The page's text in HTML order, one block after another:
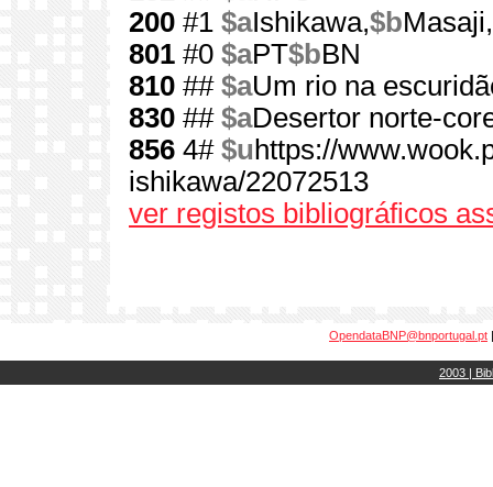
200 #1 $aIshikawa,$bMasaji,
801 #0 $aPT$bBN
810 ## $aUm rio na
830 ## $aDesertor norte-
856 4# $u https://
ishikawa/22072513
ver registos bibliográficos
OpendataBNP@bnportugal.pt
2003 |